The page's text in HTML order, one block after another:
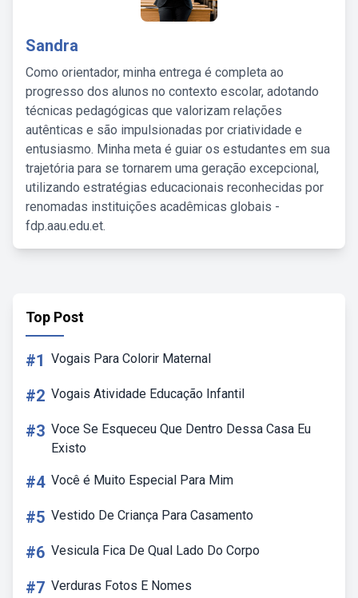
Sandra
Como orientador, minha entrega é completa ao
progresso dos alunos no contexto escolar, adotando
técnicas pedagógicas que valorizam relações
autênticas e são impulsionadas por criatividade e
entusiasmo. Minha meta é guiar os estudantes em sua
trajetória para se tornarem uma geração excepcional,
utilizando estratégias educacionais reconhecidas por
renomadas instituições acadêmicas globais -
fdp.aau.edu.et.
Top Post
#1 Vogais Para Colorir Maternal
#2 Vogais Atividade Educação Infantil
#3 Voce Se Esqueceu Que Dentro Dessa Casa Eu
Existo
#4 Você é Muito Especial Para Mim
#5 Vestido De Criança Para Casamento
#6 Vesicula Fica De Qual Lado Do Corpo
#7 Verduras Fotos E Nomes